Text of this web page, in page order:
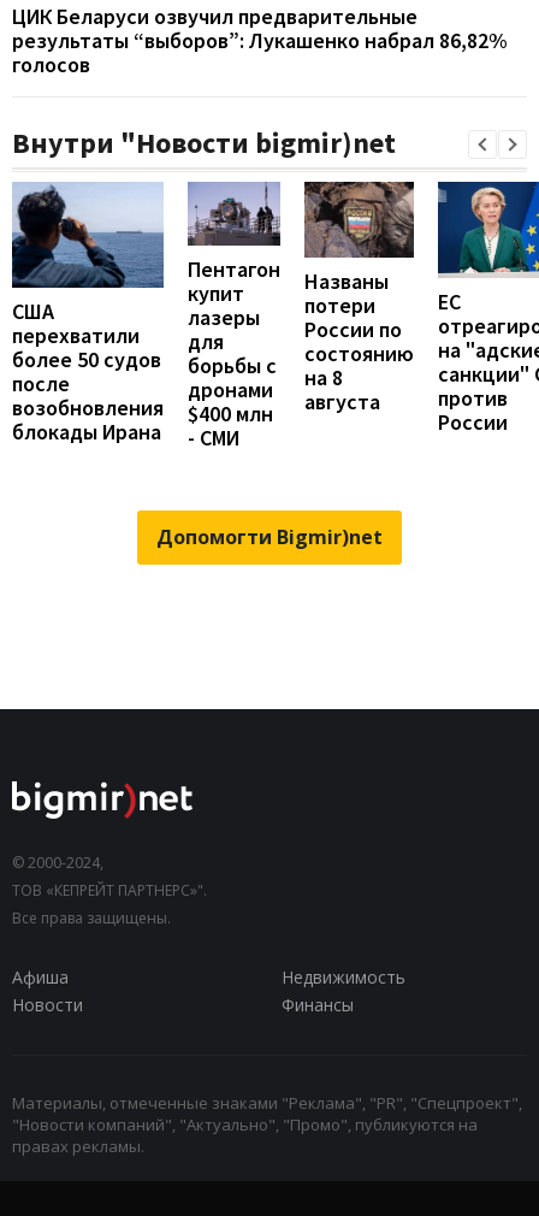
ЦИК Беларуси озвучил предварительные
результаты “выборов”: Лукашенко набрал 86,82%
голосов
Внутри "Новости bigmir)net
США
перехватили
более 50 судов
после
возобновления
блокады Ирана
Пентагон
купит
лазеры
для
борьбы с
дронами
$400 млн
- СМИ
Названы
потери
России по
состоянию
на 8
августа
ЕС
на
санкции"
против
России
Допомогти Bigmir)net
© 2000-2024,
ТОВ «КЕПРЕЙТ ПАРТНЕРС»".
Все права защищены.
Афиша
Недвижимость
Новости
Финансы
Материалы, отмеченные знаками "Реклама", "PR", "Спецпроект",
"Новости компаний", "Актуально", "Промо", публикуются на
правах рекламы.